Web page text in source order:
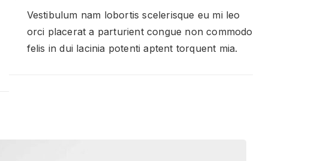
Vestibulum nam lobortis scelerisque eu mi leo
orci placerat a parturient congue non commodo
felis in dui lacinia potenti aptent torquent mia.